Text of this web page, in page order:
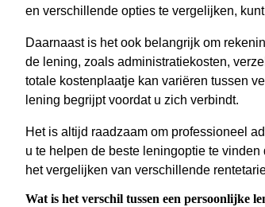
en verschillende opties te vergelijken,
Daarnaast is het ook belangrijk om
de lening, zoals administratiekosten,
totale kostenplaatje kan variëren tussen
lening begrijpt voordat u zich verbindt.
Het is altijd raadzaam om professioneel
u te helpen de beste leningoptie te
het vergelijken van verschillende
Wat is het verschil tussen een persoonlijke